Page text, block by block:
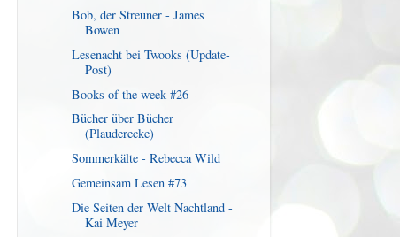
Bob, der Streuner - James
Bowen
Lesenacht bei Twooks (Update-
Post)
Books of the week #26
Bücher über Bücher
(Plauderecke)
Sommerkälte - Rebecca Wild
Gemeinsam Lesen #73
Die Seiten der Welt Nachtland -
Kai Meyer